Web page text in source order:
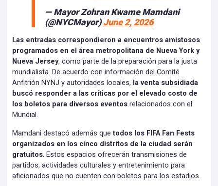
— Mayor Zohran Kwame Mamdani
(@NYCMayor)June 2, 2026
Las entradas correspondieron a encuentros amistosos
programados en el área metropolitana de Nueva York y
Nueva Jersey, como parte de la preparación para la justa
mundialista. De acuerdo con información del Comité
Anfitrión NYNJ y autoridades locales, la venta subsidiada
buscó responder a las críticas por el elevado costo de
los boletos para diversos eventos relacionados con el
Mundial.
Mamdani destacó además quetodos los FIFA Fan Fests
organizados en los cinco distritos de la ciudad serán
gratuitos. Estos espacios ofrecerán transmisiones de
partidos, actividades culturales y entretenimiento para
aficionados que no cuenten con boletos para los estadios.